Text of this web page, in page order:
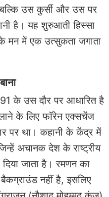
बल्कि उस कुर्सी और उस पर
है। यह शुरुआती हिस्सा
मन में एक उत्सुकता जगाता
के उस दौर पर आधारित है
के लिए फॉरेन एक्सचेंज
पर था। कहानी के केंद्र में
अचानक देश के राष्ट्रीय
जाता है। रमणन का
नहीं है, इसलिए